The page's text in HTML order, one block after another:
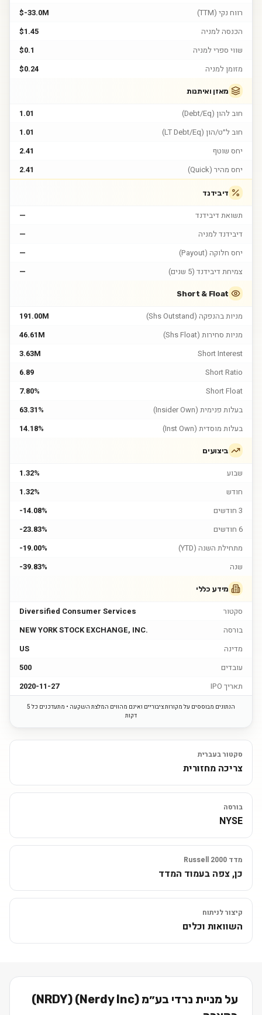
רווח נקי (TTM)
$-33.0M
הכנסה למניה
$1.45
שווי ספרי למניה
$0.1
מזומן למניה
$0.24
מאזן ואיתנות
חוב להון (Debt/Eq)
1.01
חוב ל״ט/הון (LT Debt/Eq)
1.01
יחס שוטף
2.41
יחס מהיר (Quick)
2.41
דיבידנד
תשואת דיבידנד
—
דיבידנד למניה
—
יחס חלוקה (Payout)
—
צמיחת דיבידנד (5 שנים)
—
Short & Float
מניות בהנפקה (Shs Outstand)
191.00M
מניות סחירות (Shs Float)
46.61M
Short Interest
3.63M
Short Ratio
6.89
Short Float
7.80%
בעלות פנימית (Insider Own)
63.31%
בעלות מוסדית (Inst Own)
14.18%
ביצועים
שבוע
1.32%
חודש
1.32%
3 חודשים
-14.08%
6 חודשים
-23.83%
מתחילת השנה (YTD)
-19.00%
שנה
-39.83%
מידע כללי
סקטור
Diversified Consumer Services
בורסה
NEW YORK STOCK EXCHANGE, INC.
מדינה
US
עובדים
500
תאריך IPO
2020-11-27
הנתונים מבוססים על מקורות ציבוריים ואינם מהווים המלצת השקעה • מתעדכנים כל 5
דקות
סקטור בעברית
צריכה מחזורית
בורסה
NYSE
מדד Russell 2000
כן, צפה בעמוד המדד
קיצור לניתוח
השוואות וכלים
על מניית נרדי בע״מ (Nerdy Inc) (
NRDY
)